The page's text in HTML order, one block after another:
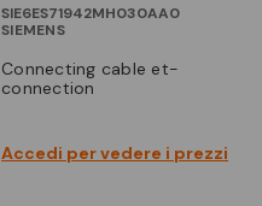
SIE6ES71942MH030AA0
SIEMENS
connecting cable et-
connection
Accedi per vedere i prezzi